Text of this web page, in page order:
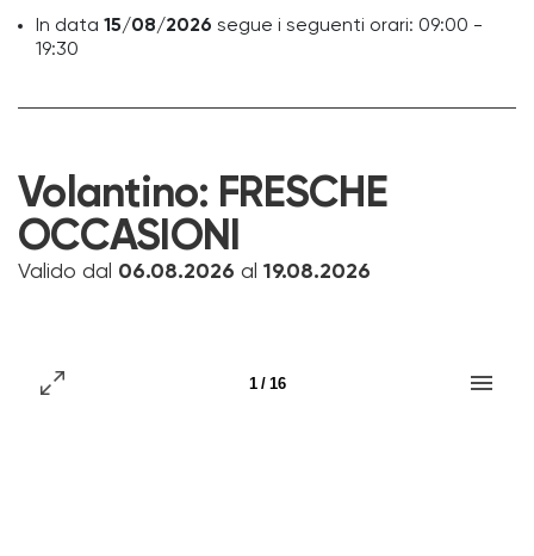
In data 15/08/2026 segue i seguenti orari: 09:00 -
19:30
Volantino: FRESCHE
OCCASIONI
Valido dal 06.08.2026 al 19.08.2026